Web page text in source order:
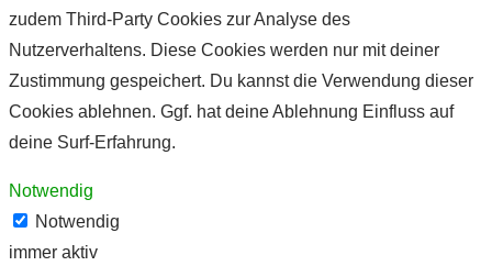
zudem Third-Party Cookies zur Analyse des
Nutzerverhaltens. Diese Cookies werden nur mit deiner
Zustimmung gespeichert. Du kannst die Verwendung dieser
Cookies ablehnen. Ggf. hat deine Ablehnung Einfluss auf
deine Surf-Erfahrung.
Notwendig
Notwendig
immer aktiv